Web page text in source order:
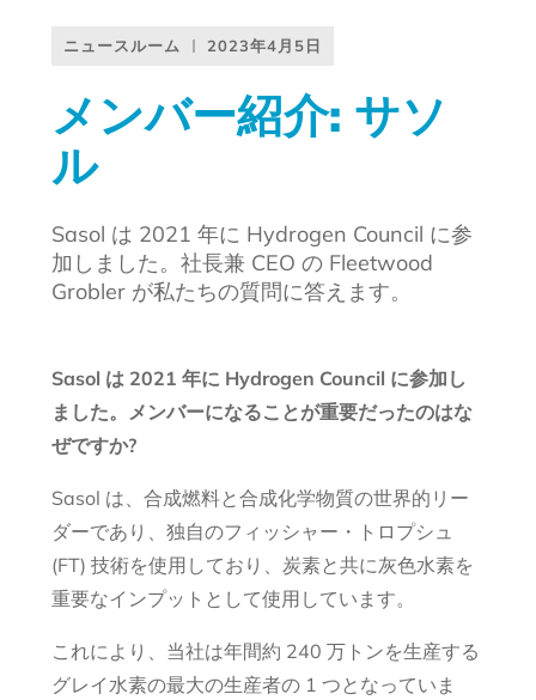
ニュースルーム 2023年4月5日
メンバー紹介: サソ
ル
Sasol は 2021 年に Hydrogen Council に参
加しました。社長兼 CEO の Fleetwood
Grobler が私たちの質問に答えます。
Sasol は 2021 年に Hydrogen Council に参加し
ました。メンバーになることが重要だったのはな
ぜですか?
Sasol は、合成燃料と合成化学物質の世界的リー
ダーであり、独自のフィッシャー・トロプシュ
(FT) 技術を使用しており、炭素と共に灰色水素を
重要なインプットとして使用しています。
これにより、当社は年間約 240 万トンを生産する
グレイ水素の最大の生産者の 1 つとなっていま